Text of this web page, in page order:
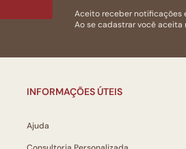
Aceito receber notificações
Ao se cadastrar você aceita
INFORMAÇÕES ÚTEIS
Ajuda